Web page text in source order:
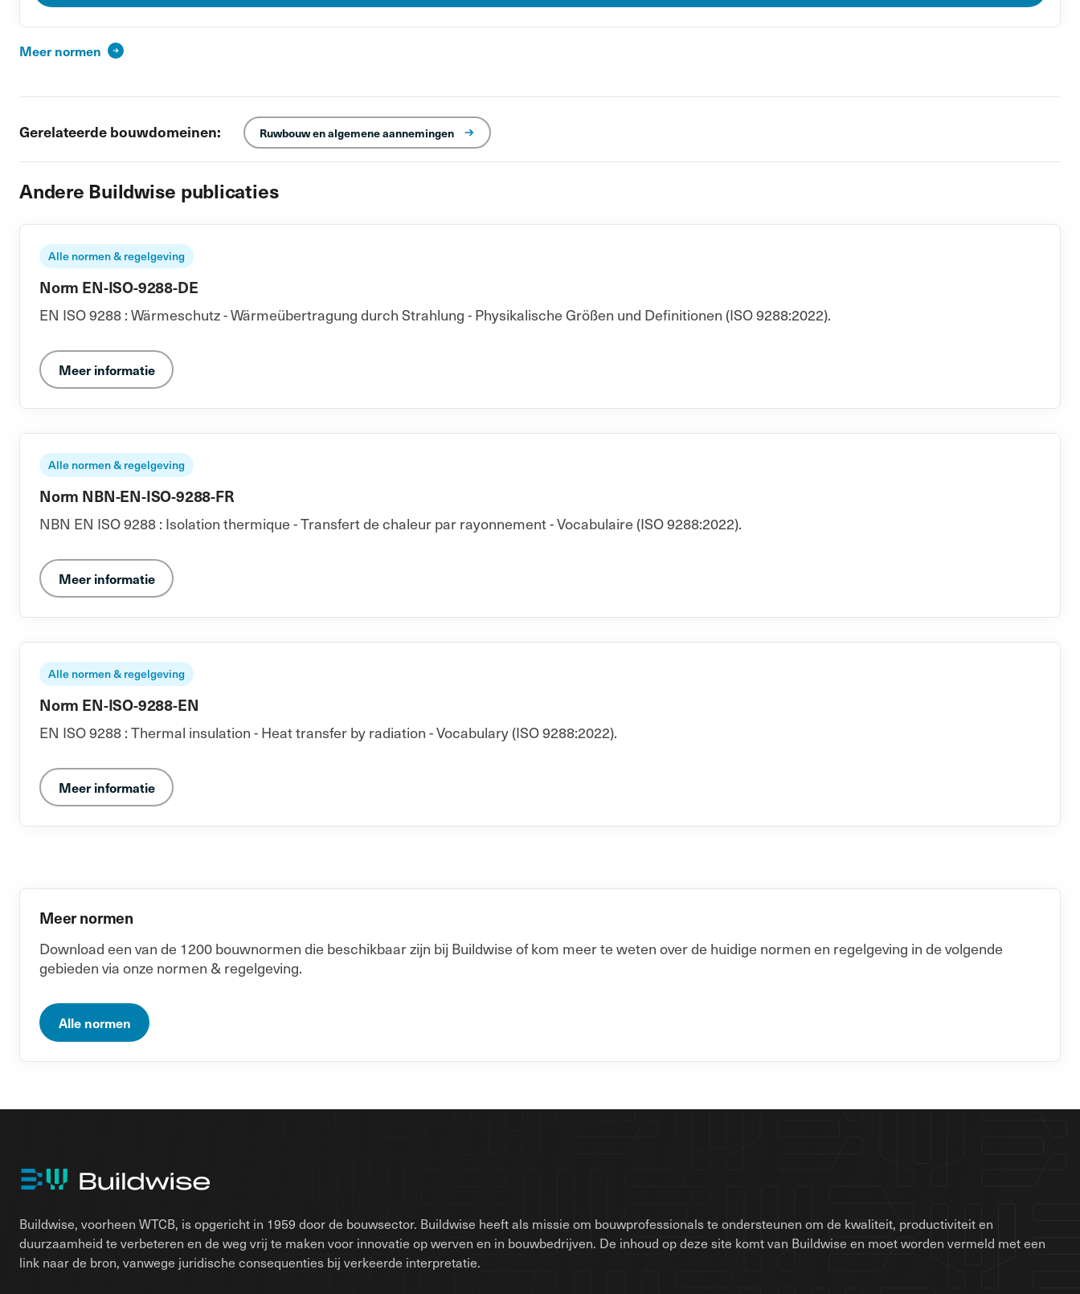
Meer normen
Gerelateerde bouwdomeinen: Ruwbouw en algemene aannemingen
Andere Buildwise publicaties
Alle normen & regelgeving
Norm EN-ISO-9288-DE
EN ISO 9288 : Wärmeschutz - Wärmeübertragung durch Strahlung - Physikalische Größen und Definitionen (ISO 9288:2022).
Meer informatie
Alle normen & regelgeving
Norm NBN-EN-ISO-9288-FR
NBN EN ISO 9288 : Isolation thermique - Transfert de chaleur par rayonnement - Vocabulaire (ISO 9288:2022).
Meer informatie
Alle normen & regelgeving
Norm EN-ISO-9288-EN
EN ISO 9288 : Thermal insulation - Heat transfer by radiation - Vocabulary (ISO 9288:2022).
Meer informatie
Meer normen
Download een van de 1200 bouwnormen die beschikbaar zijn bij Buildwise of kom meer te weten over de huidige normen en regelgeving in de volgende
gebieden via onze normen & regelgeving.
Alle normen
Buildwise, voorheen WTCB, is opgericht in 1959 door de bouwsector. Buildwise heeft als missie om bouwprofessionals te ondersteunen om de kwaliteit, productiviteit en
duurzaamheid te verbeteren en de weg vrij te maken voor innovatie op werven en in bouwbedrijven. De inhoud op deze site komt van Buildwise en moet worden vermeld met een
link naar de bron, vanwege juridische consequenties bij verkeerde interpretatie.